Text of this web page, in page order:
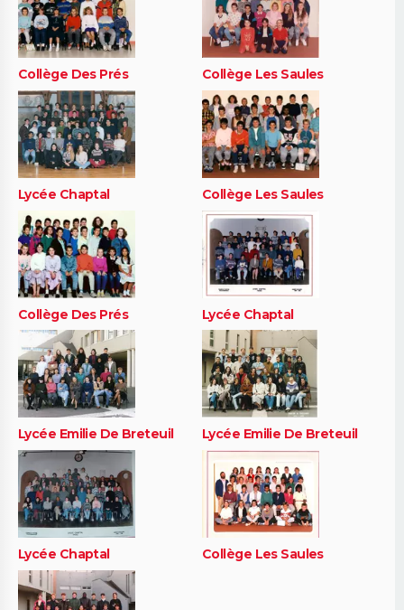
Collège Des Prés Collège Les Saules
Lycée Chaptal Collège Les Saules
Collège Des Prés Lycée Chaptal
Lycée Emilie De Breteuil Lycée Emilie De Breteuil
Lycée Chaptal Collège Les Saules